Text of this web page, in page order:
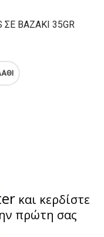
ΒΑΖΆΚΙ 35GR
και κερδίστε
πρώτη σας